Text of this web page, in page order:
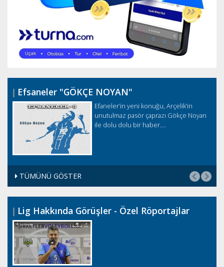
Efsaneler "GÖKÇE NOYAN"
Efaneler’in yeni konuğu, Arçelik’in
unutulmaz pasör çaprazı Gökçe Noyan
ile dolu dolu bir haber....
TÜMÜNÜ GÖSTER
Lig Hakkında Görüşler - Özel Röportajlar